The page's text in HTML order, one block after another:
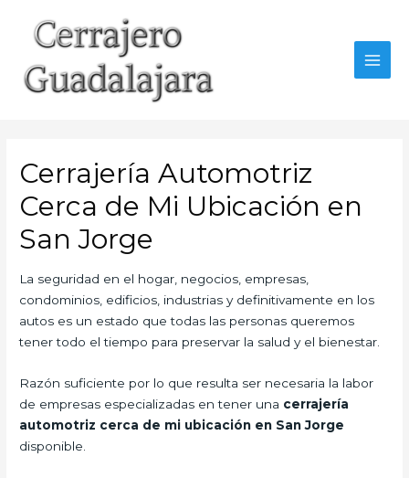
contenido
Cerrajería Automotriz
Cerca de Mi Ubicación en
San Jorge
La seguridad en el hogar, negocios, empresas,
condominios, edificios, industrias y definitivamente en los
autos es un estado que todas las personas queremos
tener todo el tiempo para preservar la salud y el bienestar.
Razón suficiente por lo que resulta ser necesaria la labor
de empresas especializadas en tener una cerrajería
automotriz cerca de mi ubicación en San Jorge
disponible.